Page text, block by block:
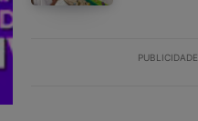
PUBLICIDADE